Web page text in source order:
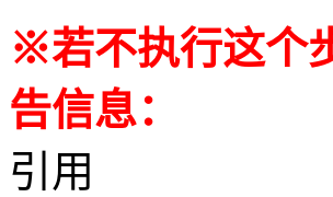
※若不执行这个
告信息：
引用